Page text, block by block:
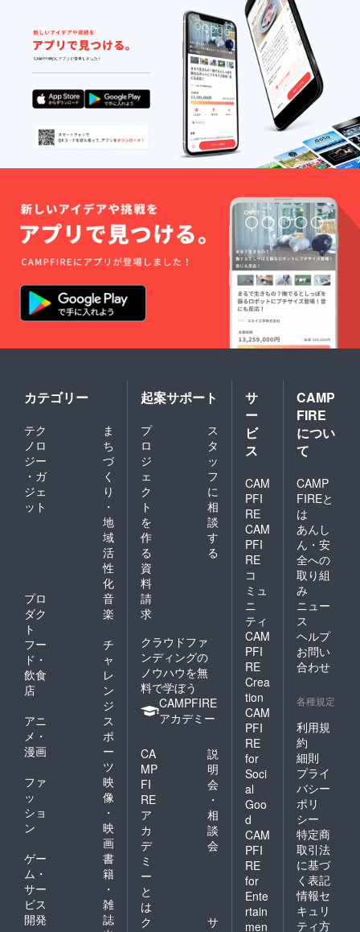
カテゴリー
テク
ノロ
ジー
・ガ
ジェ
ット
ま
ち
づ
く
り
・
地
域
活
性
化
プロ
ダク
ト
音
楽
フー
ド・
飲食
店
チ
ャ
レ
ン
ジ
アニ
メ・
漫画
ス
ポ
ー
ツ
ファ
ッ
ショ
ン
映
像
・
映
画
ゲー
ム・
サー
ビス
開発
書
籍
・
雑
誌
起案サポート
プ
ロ
ジ
ェ
ク
ト
を
作
る
ス
タ
ッ
フ
に
相
談
す
る
資
料
請
求
クラウドファ
ンディングの
ノウハウを無
料で学ぼう
CAMPFIRE
アカデミー
CA
MP
FI
RE
ア
カ
デ
ミ
ー
と
は
説
明
会
・
相
談
会
ク
サ
サ
ー
ビ
ス
CAM
PFI
RE
CAM
PFI
RE
コ
ミュ
ニ
ティ
CAM
PFI
RE
Crea
tion
CAM
PFI
RE
for
Soci
al
Goo
d
CAM
PFI
RE
for
Ente
rtain
men
CAMP
FIRE
につい
て
CAMP
FIREと
は
あんし
ん・安
全への
取り組
み
ニュー
ス
ヘルプ
お問い
合わせ
各種規定
利用規
約
細則
プライ
バシー
ポリ
シー
特定商
取引法
に基づ
く表記
情報セ
キュリ
ティ方